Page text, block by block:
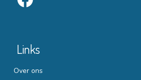
Links
Over ons